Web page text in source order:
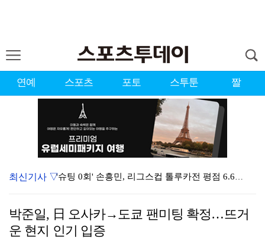
연예 스포츠 포토 스투툰 짤
'슈팅 0회' 손흥민, 리그스컵 톨루카전 평점 6.6……
아이들 민니, 11일 두산베어스 경기 시구 "승리 이끄…
최신기사 ▽
박준일, 日 오사카→도쿄 팬미팅 확정…뜨거
운 현지 인기 입증